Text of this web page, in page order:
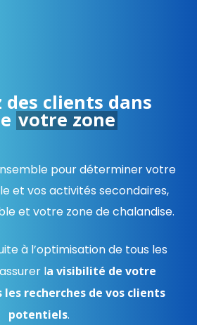
des clients dans
votre zone
pour déterminer votre
et vos activités secondaires,
et votre zone de chalandise.
à l’optimisation de tous les
la visibilité de votre
recherches de vos clients
potentiels.